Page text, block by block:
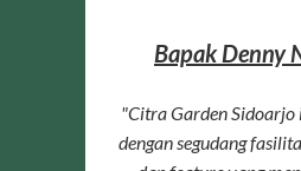
"Citra Garden
dengan segudang
Bapak Denny